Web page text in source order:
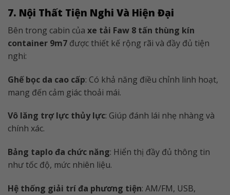
7. Nội Thất Tiện Nghi Và Hiện Đại
Bên trong cabin của xe tải Faw 8 tấn thùng kín
container 9m7 được thiết kế rộng rãi và đầy đủ tiện
nghi:
Ghế bọc da cao cấp: Có khả năng điều chỉnh linh hoạt,
mang đến cảm giác thoải mái.
Vô lăng trợ lực thủy lực: Giúp đánh lái nhẹ nhàng và
chính xác.
Bảng taplo đa chức năng: Hiển thị đầy đủ thông tin
như tốc độ, mức nhiên liệu.
Hệ thống giải trí đa phương tiện: AM/FM, USB,